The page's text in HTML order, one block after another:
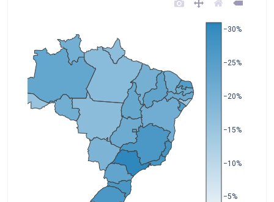
−5%
−10%
−15%
−20%
−25%
−30%